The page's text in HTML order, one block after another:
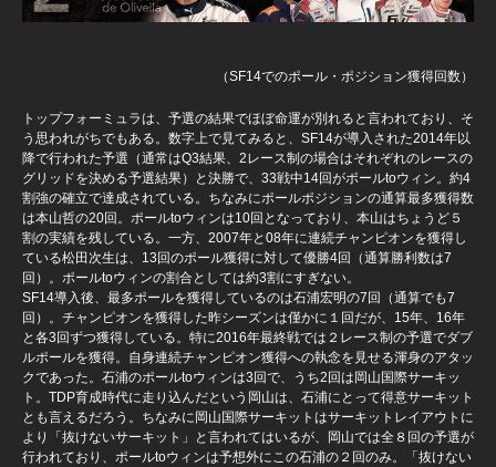
（SF14でのポール・ポジション獲得回数）
トップフォーミュラは、予選の結果でほぼ命運が別れると言われており、そ
う思われがちでもある。数字上で見てみると、SF14が導入された2014年以
降で行われた予選（通常はQ3結果、2レース制の場合はそれぞれのレースの
グリッドを決める予選結果）と決勝で、33戦中14回がポールtoウィン。約4
割強の確立で達成されている。ちなみにポールポジションの通算最多獲得数
は本山哲の20回。ポールtoウィンは10回となっており、本山はちょうど５
割の実績を残している。一方、2007年と08年に連続チャンピオンを獲得し
ている松田次生は、13回のポール獲得に対して優勝4回（通算勝利数は7
回）。ポールtoウィンの割合としては約3割にすぎない。
SF14導入後、最多ポールを獲得しているのは石浦宏明の7回（通算でも7
回）。チャンピオンを獲得した昨シーズンは僅かに１回だが、15年、16年
と各3回ずつ獲得している。特に2016年最終戦では２レース制の予選でダブ
ルポールを獲得。自身連続チャンピオン獲得への執念を見せる渾身のアタッ
クであった。石浦のポールtoウィンは3回で、うち2回は岡山国際サーキッ
ト。TDP育成時代に走り込んだという岡山は、石浦にとって得意サーキット
とも言えるだろう。ちなみに岡山国際サーキットはサーキットレイアウトに
より「抜けないサーキット」と言われてはいるが、岡山では全８回の予選が
行われており、ポールtoウィンは予想外にこの石浦の２回のみ。「抜けない